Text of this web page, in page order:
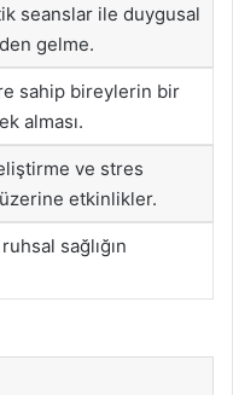
seanslar ile duygusal
gelme.
sahip bireylerin bir
alması.
ve stres
etkinlikler.
sağlığın